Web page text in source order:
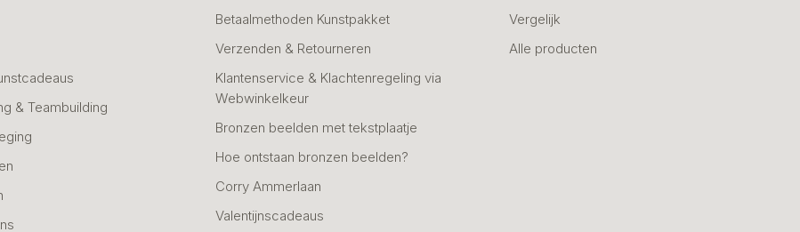
& Teambuilding
Betaalmethoden Kunstpakket
Verzenden & Retourneren
Klantenservice & Klachtenregeling via
Webwinkelkeur
Bronzen beelden met tekstplaatje
Hoe ontstaan bronzen beelden?
Corry Ammerlaan
Valentijnscadeaus
Vergelijk
Alle producten